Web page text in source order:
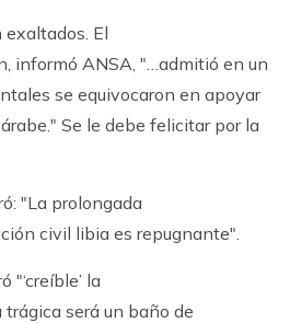
El
informó ANSA, "…admitió en un
se equivocaron en apoyar
Se le debe felicitar por la
"La prolongada
civil libia es repugnante".
la
será un baño de